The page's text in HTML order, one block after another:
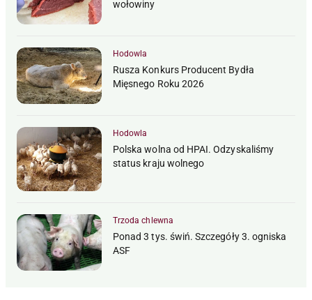
wołowiny
Hodowla
Rusza Konkurs Producent Bydła
Mięsnego Roku 2026
Hodowla
Polska wolna od HPAI. Odzyskaliśmy
status kraju wolnego
Trzoda chlewna
Ponad 3 tys. świń. Szczegóły 3. ogniska
ASF